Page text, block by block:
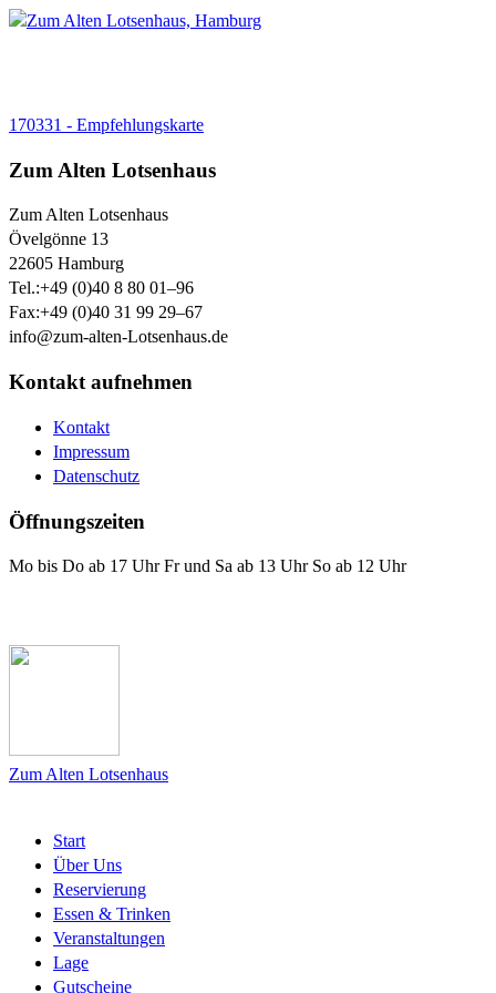
170331 - Empfehlungskarte
Zum Alten Lotsenhaus
Zum Alten Lotsenhaus
Övelgönne 13
22605 Hamburg
Tel.:+49 (0)40 8 80 01–96
Fax:+49 (0)40 31 99 29–67
info@zum-alten-Lotsenhaus.de
Kontakt aufnehmen
Kontakt
Impressum
Datenschutz
Öffnungszeiten
Mo bis Do ab 17 Uhr Fr und Sa ab 13 Uhr So ab 12 Uhr
Zum Alten Lotsenhaus
Start
Über Uns
Reservierung
Essen & Trinken
Veranstaltungen
Lage
Gutscheine